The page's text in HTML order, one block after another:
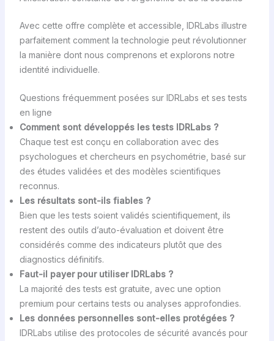
Avec cette offre complète et accessible, IDRLabs illustre
parfaitement comment la technologie peut révolutionner
la manière dont nous comprenons et explorons notre
identité individuelle.
Questions fréquemment posées sur IDRLabs et ses tests
en ligne
Comment sont développés les tests IDRLabs ?
Chaque test est conçu en collaboration avec des
psychologues et chercheurs en psychométrie, basé sur
des études validées et des modèles scientifiques
reconnus.
Les résultats sont-ils fiables ?
Bien que les tests soient validés scientifiquement, ils
restent des outils d’auto-évaluation et doivent être
considérés comme des indicateurs plutôt que des
diagnostics définitifs.
Faut-il payer pour utiliser IDRLabs ?
La majorité des tests est gratuite, avec une option
premium pour certains tests ou analyses approfondies.
Les données personnelles sont-elles protégées ?
IDRLabs utilise des protocoles de sécurité avancés pour